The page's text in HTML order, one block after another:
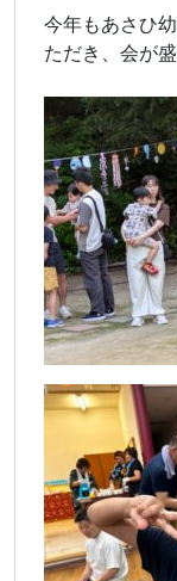
今年もあさひ
ただき、会が